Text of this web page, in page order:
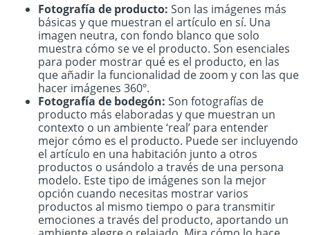
Fotografía de producto: Son las imágenes más
básicas y que muestran el artículo en sí. Una
imagen neutra, con fondo blanco que solo
muestra cómo se ve el producto. Son esenciales
para poder mostrar qué es el producto, en las
que añadir la funcionalidad de zoom y con las que
hacer imágenes 360º.
Fotografía de bodegón: Son fotografías de
producto más elaboradas y que muestran un
contexto o un ambiente ‘real’ para entender
mejor cómo es el producto. Puede ser incluyendo
el artículo en una habitación junto a otros
productos o usándolo a través de una persona
modelo. Este tipo de imágenes son la mejor
opción cuando necesitas mostrar varios
productos al mismo tiempo o para transmitir
emociones a través del producto, aportando un